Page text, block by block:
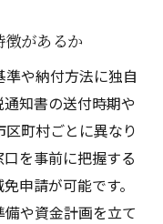
の関係に注目し
先を整理
基本情報を解説
落とさないため
があるか
や納付方法に独自
知書の送付時期や
町村ごとに異なり
を事前に把握する
申請が可能です。
や資金計画を立て